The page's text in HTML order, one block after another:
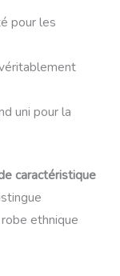
pour les
uni pour la
caractéristique
ethnique